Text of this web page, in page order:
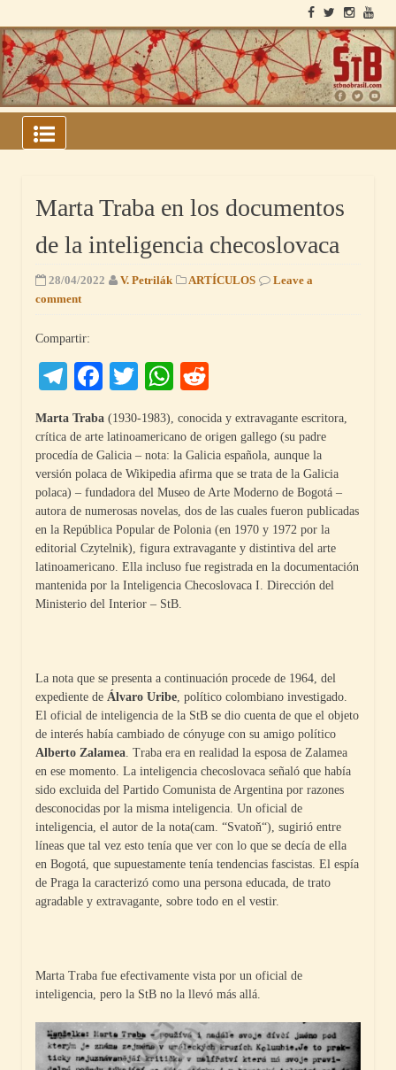
to
content
ARCHIVOS DEL BLOQUE
SOVIÉTICO
Marta Traba en los documentos
de la inteligencia checoslovaca
28/04/2022 V. Petrilák ARTÍCULOS
Leave a
comment
Compartir:
Telegram
Facebook
TwitterWhatsApp
Marta Traba (1930-1983), conocida y extravagante escritora,
crítica de arte latinoamericano de origen gallego (su padre
procedía de Galicia – nota: la Galicia española, aunque la
versión polaca de Wikipedia afirma que se trata de la Galicia
polaca) – fundadora del Museo de Arte Moderno de Bogotá –
autora de numerosas novelas, dos de las cuales fueron publicadas
en la República Popular de Polonia (en 1970 y 1972 por la
editorial Czytelnik), figura extravagante y distintiva del arte
latinoamericano. Ella incluso fue registrada en la documentación
mantenida por la Inteligencia Checoslovaca I. Dirección del
Ministerio del Interior – StB.
La nota que se presenta a continuación procede de 1964, del
expediente de Álvaro Uribe, político colombiano investigado.
El oficial de inteligencia de la StB se dio cuenta de que el objeto
de interés había cambiado de cónyuge con su amigo político
Alberto Zalamea. Traba era en realidad la esposa de Zalamea
en ese momento. La inteligencia checoslovaca señaló que había
sido excluida del Partido Comunista de Argentina por razones
desconocidas por la misma inteligencia. Un oficial de
inteligencia, el autor de la nota(cam. “Svatoň“), sugirió entre
líneas que tal vez esto tenía que ver con lo que se decía de ella
en Bogotá, que supuestamente tenía tendencias fascistas. El espía
de Praga la caracterizó como una persona educada, de trato
agradable y extravagante, sobre todo en el vestir.
Marta Traba fue efectivamente vista por un oficial de
inteligencia, pero la StB no la llevó más allá.